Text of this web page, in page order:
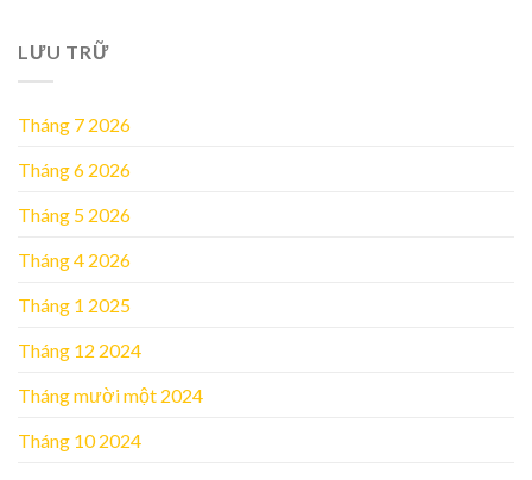
LƯU TRỮ
Tháng 7 2026
Tháng 6 2026
Tháng 5 2026
Tháng 4 2026
Tháng 1 2025
Tháng 12 2024
Tháng mười một 2024
Tháng 10 2024